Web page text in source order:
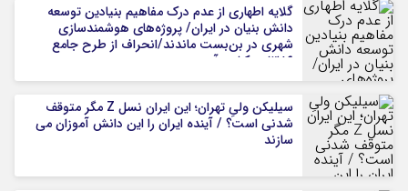
گلایه اطهاری از عدم درک مفاهیم بنیادین توسعه
دانش بنیان در ایران/ پروژه‌های هوشمندسازی
شهری در بن‌بست ماندند/انحراف از طرح جامع
۱۳۸۶ به کشور آسیب زد
سیلیکن ولیِ تهران؛ این ایران نسل Z مگر متوقف
شدنی است؟ / آینده ایران را این دانش آموزان می
سازند